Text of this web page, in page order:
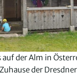
auf der Alm in
der Dresdner